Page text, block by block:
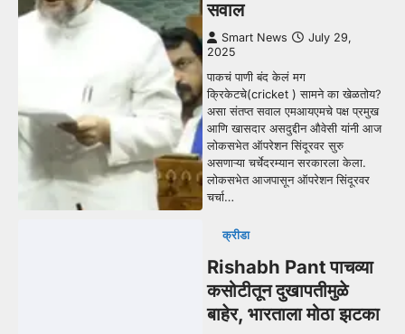
सवाल
Smart News
July 29,
2025
पाकचं पाणी बंद केलं मग
क्रिकेटचे(cricket ) सामने का खेळतोय?
असा संतप्त सवाल एमआयएमचे पक्ष प्रमुख
आणि खासदार असदुद्दीन औवेसी यांनी आज
लोकसभेत ऑपरेशन सिंदूरवर सुरु
असणाऱ्या चर्चेदरम्यान सरकारला केला.
लोकसभेत आजपासून ऑपरेशन सिंदूरवर
चर्चा…
क्रीडा
Rishabh Pant पाचव्या
कसोटीतून दुखापतीमुळे
बाहेर, भारताला मोठा झटका